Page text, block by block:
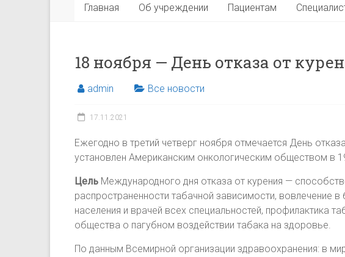
Главная Об учреждении Пациентам
18 ноября — День отказа от
admin Все новости
17.11.2021
Ежегодно в третий четверг ноября отмечается День
установлен Американским онкологическим обществом в
Цель Международного дня отказа от курения —
распространенности табачной зависимости, вовлечение
населения и врачей всех специальностей, профилактика
общества о пагубном воздействии табака на здоровье.
По данным Всемирной организации здравоохранения: в